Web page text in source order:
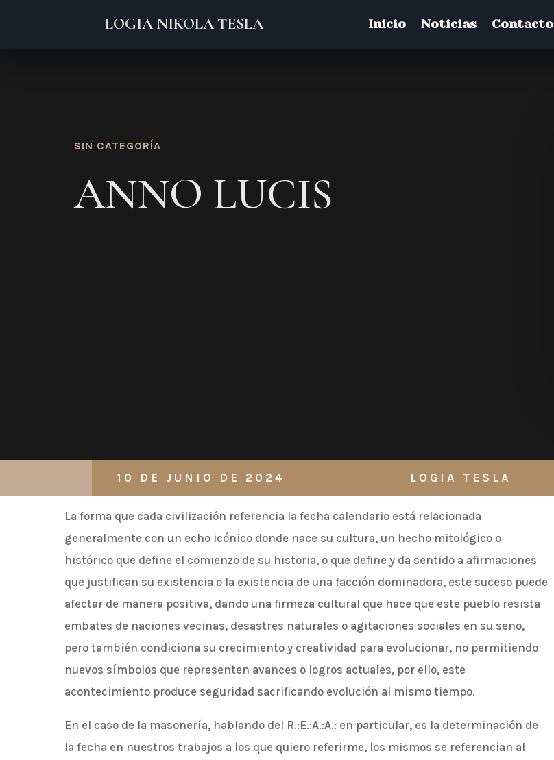
LOGIA NIKOLA TESLA Inicio Noticias Contacto
SIN CATEGORÍA
ANNO LUCIS
10 DE JUNIO DE 2024 LOGIA TESLA
La forma que cada civilización referencia la fecha calendario está relacionada
generalmente con un echo icónico donde nace su cultura, un hecho mitológico o
histórico que define el comienzo de su historia, o que define y da sentido a afirmaciones
que justifican su existencia o la existencia de una facción dominadora, este suceso puede
afectar de manera positiva, dando una firmeza cultural que hace que este pueblo resista
embates de naciones vecinas, desastres naturales o agitaciones sociales en su seno,
pero también condiciona su crecimiento y creatividad para evolucionar, no permitiendo
nuevos símbolos que representen avances o logros actuales, por ello, este
acontecimiento produce seguridad sacrificando evolución al mismo tiempo.
En el caso de la masonería, hablando del R.:E.:A.:A.: en particular, es la determinación de
la fecha en nuestros trabajos a los que quiero referirme, los mismos se referencian al